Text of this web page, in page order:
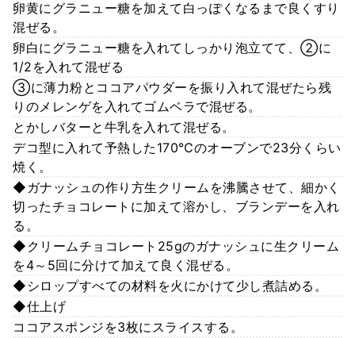
卵黄にグラニュー糖を加えて白っぽくなるまで良くすり
混ぜる。
卵白にグラニュー糖を入れてしっかり泡立てて、②に
1/2を入れて混ぜる
③に薄力粉とココアパウダーを振り入れて混ぜたら残
りのメレンゲを入れてゴムベラで混ぜる。
とかしバターと牛乳を入れて混ぜる。
デコ型に入れて予熱した170℃のオーブンで23分くらい
焼く。
◆ガナッシュの作り方生クリームを沸騰させて、細かく
切ったチョコレートに加えて溶かし、ブランデーを入れ
る。
◆クリームチョコレート25gのガナッシュに生クリーム
を4～5回に分けて加えて良く混ぜる。
◆シロップすべての材料を火にかけて少し煮詰める。
◆仕上げ
ココアスポンジを3枚にスライスする。